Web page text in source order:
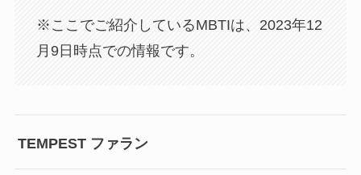
※ここでご紹介しているMBTIは、2023年12
月9日時点での情報です。
TEMPEST ファラン